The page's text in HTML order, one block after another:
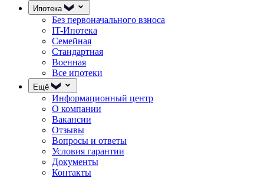
Ипотека
Без первоначального взноса
IT-Ипотека
Семейная
Стандартная
Военная
Все ипотеки
Ещё
Информационный центр
О компании
Вакансии
Отзывы
Вопросы и ответы
Условия гарантии
Документы
Контакты